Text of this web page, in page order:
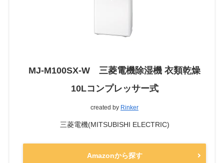
MJ-M100SX-W 三菱電機除湿機 衣類乾燥
10Lコンプレッサー式
created by Rinker
三菱電機(MITSUBISHI ELECTRIC)
Amazonから探す